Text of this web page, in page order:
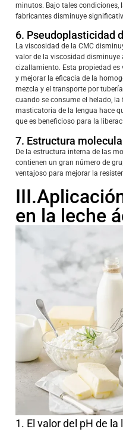
minutos. Bajo tales condiciones,
fabricantes disminuye
6. Pseudoplasticidad
La viscosidad de la CMC
valor de la viscosidad
cizallamiento. Esta propiedad
y mejorar la eficacia de la
mezcla y el transporte por
cuando se consume el helado,
masticatoria de la lengua hace
que es beneficioso para la
7. Estructura
De la estructura interna de las
contienen un gran número de
ventajoso para mejorar la
en la leche
1. El valor del pH de